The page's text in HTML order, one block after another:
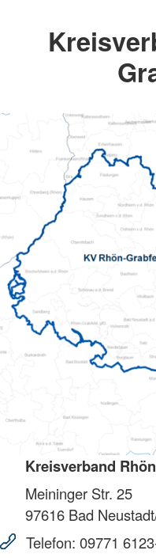
Kreisverband
Meininger Str. 25
97616 Bad
Telefon: 09771